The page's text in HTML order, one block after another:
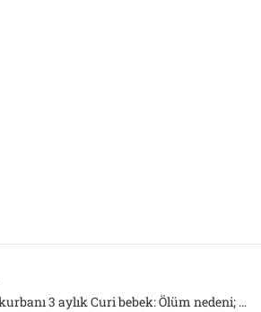
Gazze’de İsrail’in son kurbanı 3 aylık Curi bebek: Ölüm nedeni; şiddetli yetersiz beslenme ve susuzluk